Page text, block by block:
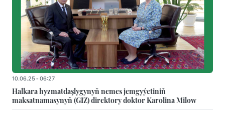
10.06.25 - 06:27
Halkara hyzmatdaşlygynyň nemes jemgyýetiniň
maksatnamasynyň (GIZ) direktory doktor Karolina Milow